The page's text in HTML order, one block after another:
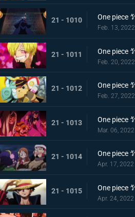
21 - 1010
Feb. 13, 2022
21 - 1011
Feb. 20, 2022
21 - 1012
Feb. 27, 2022
21 - 1013
Mar. 06, 2022
21 - 1014
Apr. 17, 2022
21 - 1015
Apr. 24, 2022